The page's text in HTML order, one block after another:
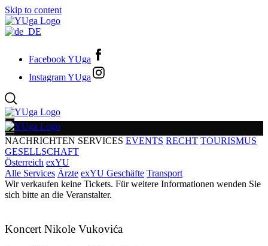
Skip to content
Facebook YUga
Instagram YUga
NACHRICHTEN SERVICES EVENTS RECHT TOURISMUS
GESELLSCHAFT
Österreich exYU
Alle Services Ärzte exYU Geschäfte Transport
Wir verkaufen keine Tickets. Für weitere Informationen wenden Sie
sich bitte an die Veranstalter.
Koncert Nikole Vukovića